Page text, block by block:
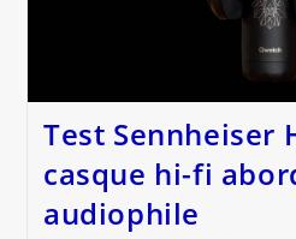
Test Sennheiser
casque hi-fi
audiophile